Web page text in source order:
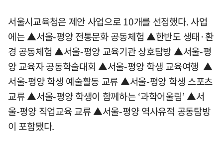
서울시교육청은 제안 사업으로 10개를 선정했다. 사업
에는 ▲서울-평양 전통문화 공동체험 ▲한반도 생태·환
경 공동체험 ▲서울-평양 교육기관 상호탐방 ▲서울-평
양 교육자 공동학술대회 ▲서울-평양 학생 교육여행 ▲
서울-평양 학생 예술활동 교류 ▲서울-평양 학생 스포츠
교류 ▲서울-평양 학생이 함께하는 ‘과학어울림’ ▲서
울-평양 직업교육 교류 ▲서울-평양 역사유적 공동탐방
이 포함됐다.